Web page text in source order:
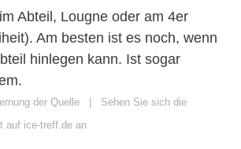
Abteil, Lougne oder am 4er
Am besten ist es noch, wenn
hinlegen kann. Ist sogar
der Quelle | Sehen Sie sich die
auf ice-treff.de an